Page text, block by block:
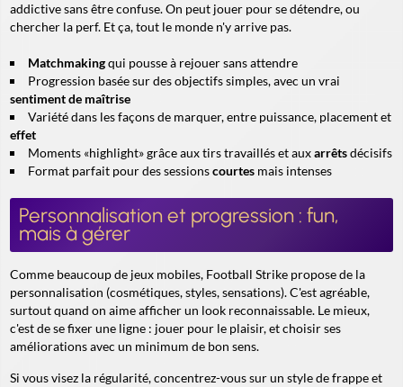
addictive sans être confuse. On peut jouer pour se détendre, ou
chercher la perf. Et ça, tout le monde n'y arrive pas.
Matchmakingqui pousse à rejouer sans attendre
Progression basée sur des objectifs simples, avec un vrai
sentiment de maîtrise
Variété dans les façons de marquer, entre puissance, placement et
effet
Moments «highlight» grâce aux tirs travaillés et auxarrêtsdécisifs
Format parfait pour des sessionscourtes mais intenses
Personnalisation et progression : fun,
mais à gérer
Comme beaucoup de jeux mobiles, Football Strike propose de la
personnalisation (cosmétiques, styles, sensations). C'est agréable,
surtout quand on aime afficher un look reconnaissable. Le mieux,
c'est de se fixer une ligne : jouer pour le plaisir, et choisir ses
améliorations avec un minimum de bon sens.
Si vous visez la régularité, concentrez-vous sur un style de frappe et